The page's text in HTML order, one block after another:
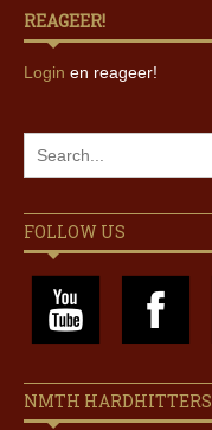
REAGEER!
Login en reageer!
FOLLOW US
NMTH HARDHITTERS